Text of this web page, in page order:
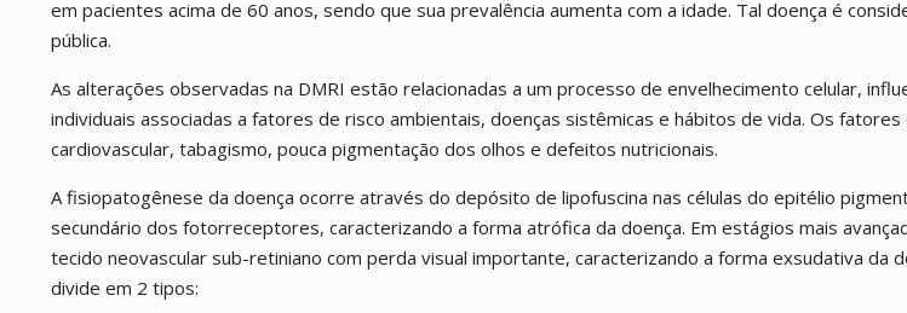
em pacientes acima de 60 anos, sendo que sua prevalência aumenta com a idade. Tal doença é
pública.
As alterações observadas na DMRI estão relacionadas a um processo de envelhecimento celular,
individuais associadas a fatores de risco ambientais, doenças sistêmicas e hábitos de vida. Os fatores
cardiovascular, tabagismo, pouca pigmentação dos olhos e defeitos nutricionais.
A fisiopatogênese da doença ocorre através do depósito de lipofuscina nas células do epitélio
secundário dos fotorreceptores, caracterizando a forma atrófica da doença. Em estágios mais
tecido neovascular sub-retiniano com perda visual importante, caracterizando a forma exsudativa da
divide em 2 tipos: